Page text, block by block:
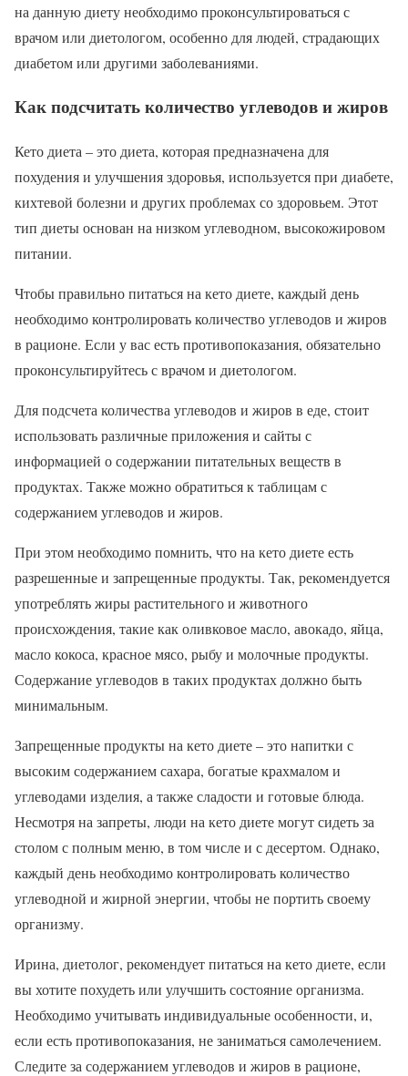
на данную диету необходимо проконсультироваться с
врачом или диетологом, особенно для людей, страдающих
диабетом или другими заболеваниями.
Как подсчитать количество углеводов и жиров
Кето диета – это диета, которая предназначена для
похудения и улучшения здоровья, используется при диабете,
кихтевой болезни и других проблемах со здоровьем. Этот
тип диеты основан на низком углеводном, высокожировом
питании.
Чтобы правильно питаться на кето диете, каждый день
необходимо контролировать количество углеводов и жиров
в рационе. Если у вас есть противопоказания, обязательно
проконсультируйтесь с врачом и диетологом.
Для подсчета количества углеводов и жиров в еде, стоит
использовать различные приложения и сайты с
информацией о содержании питательных веществ в
продуктах. Также можно обратиться к таблицам с
содержанием углеводов и жиров.
При этом необходимо помнить, что на кето диете есть
разрешенные и запрещенные продукты. Так, рекомендуется
употреблять жиры растительного и животного
происхождения, такие как оливковое масло, авокадо, яйца,
масло кокоса, красное мясо, рыбу и молочные продукты.
Содержание углеводов в таких продуктах должно быть
минимальным.
Запрещенные продукты на кето диете – это напитки с
высоким содержанием сахара, богатые крахмалом и
углеводами изделия, а также сладости и готовые блюда.
Несмотря на запреты, люди на кето диете могут сидеть за
столом с полным меню, в том числе и с десертом. Однако,
каждый день необходимо контролировать количество
углеводной и жирной энергии, чтобы не портить своему
организму.
Ирина, диетолог, рекомендует питаться на кето диете, если
вы хотите похудеть или улучшить состояние организма.
Необходимо учитывать индивидуальные особенности, и,
если есть противопоказания, не заниматься самолечением.
Следите за содержанием углеводов и жиров в рационе,